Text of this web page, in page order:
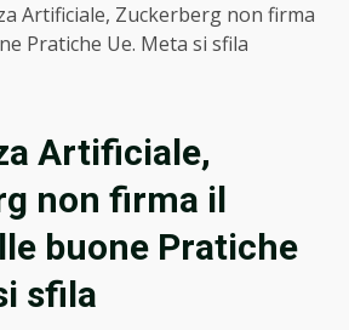
Artificiale, Zuckerberg non firma
Pratiche Ue. Meta si sfila
Artificiale,
non firma il
buone Pratiche
sfila